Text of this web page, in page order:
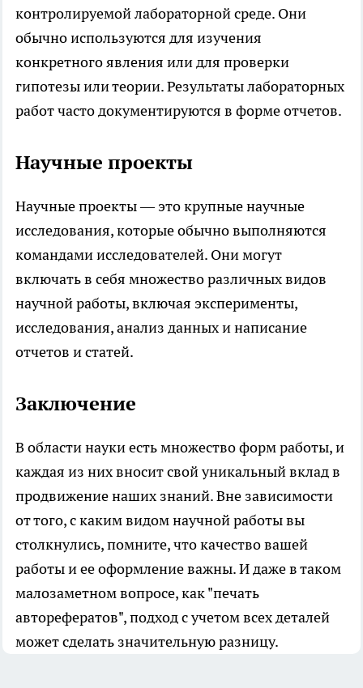
контролируемой лабораторной среде. Они
обычно используются для изучения
конкретного явления или для проверки
гипотезы или теории. Результаты лабораторных
работ часто документируются в форме отчетов.
Научные проекты
Научные проекты — это крупные научные
исследования, которые обычно выполняются
командами исследователей. Они могут
включать в себя множество различных видов
научной работы, включая эксперименты,
исследования, анализ данных и написание
отчетов и статей.
Заключение
В области науки есть множество форм работы, и
каждая из них вносит свой уникальный вклад в
продвижение наших знаний. Вне зависимости
от того, с каким видом научной работы вы
столкнулись, помните, что качество вашей
работы и ее оформление важны. И даже в таком
малозаметном вопросе, как "печать
авторефератов", подход с учетом всех деталей
может сделать значительную разницу.